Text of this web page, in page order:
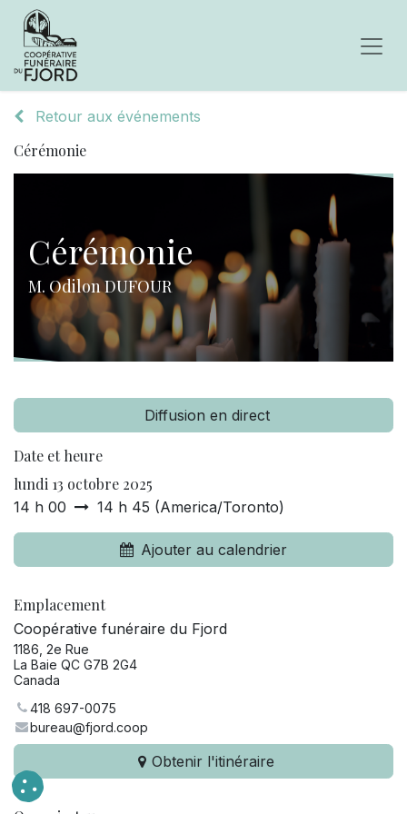
Retour aux événements
Cérémonie
Cérémonie
M. Odilon DUFOUR
Diffusion en direct
Date et heure
lundi 13 octobre 2025
14 h 00 14 h 45 (America/Toronto)
Ajouter au calendrier
Emplacement
Coopérative funéraire du Fjord
1186, 2e Rue
La Baie QC G7B 2G4
Canada
418 697-0075
bureau@fjord.coop
Obtenir l'itinéraire